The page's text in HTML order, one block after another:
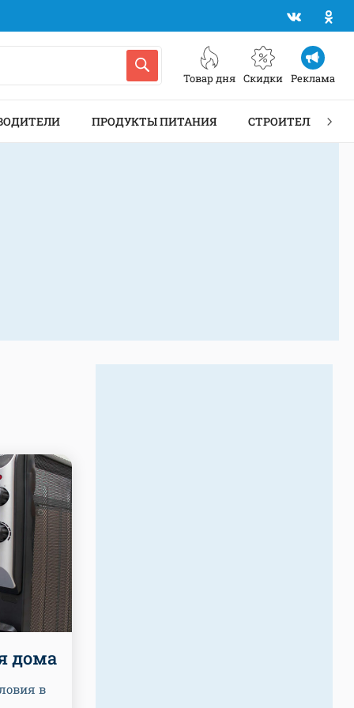
Товар дня Скидки Реклама
ПРОДУКТЫ ПИТАНИЯ СТРОИТЕЛЬСТВО
дома
в